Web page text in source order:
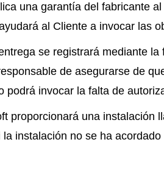
una garantía del fabricante
al Cliente a invocar las
se registrará mediante
de asegurarse de
podrá invocar la falta de
proporcionará una instalación
instalación no se ha